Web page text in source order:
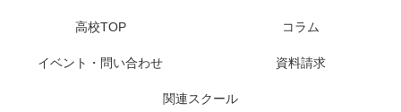
高校TOP コラム
イベント・問い合わせ 資料請求
関連スクール